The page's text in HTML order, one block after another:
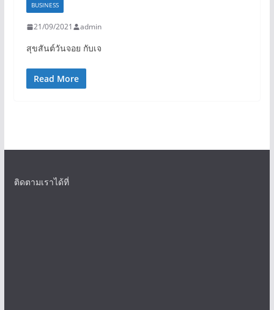
BUSINESS
21/09/2021 admin
สุขสันต์วันจอย กับเจ
Read More
ติดตามเราได้ที่